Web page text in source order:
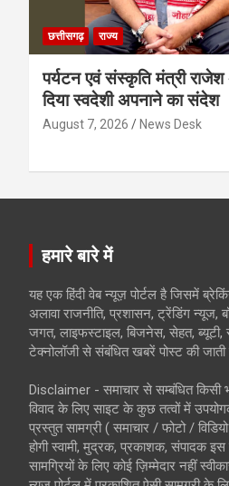
छत्तीसगढ़ राज्य
पर्यटन एवं संस्कृति मंत्री
दिया स्वदेशी अपनाने का संदेश
August 7, 2026 News Desk
हमारे बारे में
यह एक हिंदी वेब न्यूज़ पोर्टल है जिसमें
अलावा राजनीति, प्रशासन, ट्रेंडिंग न्यूज,
जगत, लाइफस्टाइल, बिजनेस, सेहत, ब्यूटी,
टेक्नोलॉजी से संबंधित खबरें पोस्ट की जाती
Disclaimer - समाचार से सम्बंधित किसी
विवाद के लिए साइट के कुछ तत्वों में
प्रस्तुत सामग्री ( समाचार / फोटो /
होगी स्वामी, मुद्रक, प्रकाशक, संपादक
सामग्रियों के लिए कोई ज़िम्मेदार नहीं